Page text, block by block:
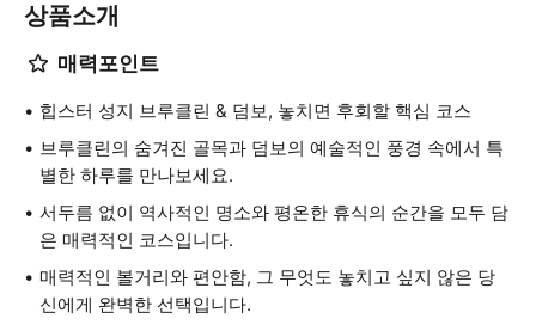
상품소개
매력포인트
힙스터 성지 브루클린 & 덤보, 놓치면 후회할 핵심 코스
브루클린의 숨겨진 골목과 덤보의 예술적인 풍경 속에서 특
별한 하루를 만나보세요.
서두름 없이 역사적인 명소와 평온한 휴식의 순간을 모두 담
은 매력적인 코스입니다.
매력적인 볼거리와 편안함, 그 무엇도 놓치고 싶지 않은 당
신에게 완벽한 선택입니다.